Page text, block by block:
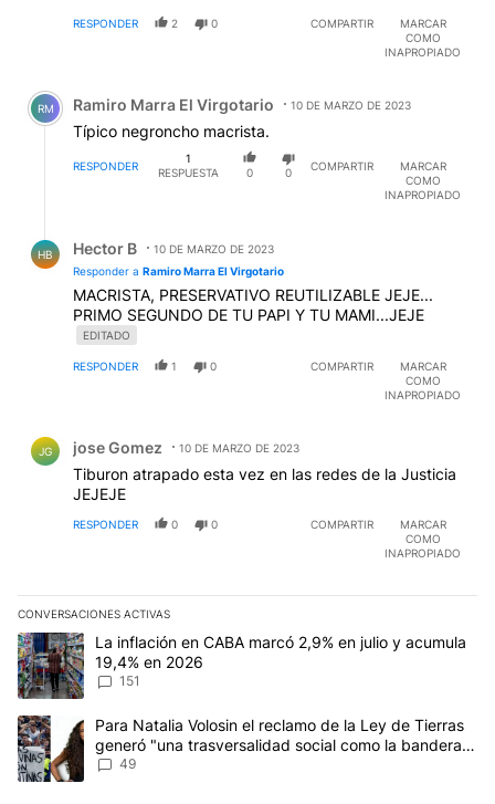
COMO CUALQUIER DELINCUENTE DE SU CALAÑA
LO HACE ANTE EL CASTIGO... LO INEXPLICABLE
SIMPLEMENTE PORQUE NO SABEN LEER, NI
SIQUIERA INTERPRETAR LO QUE PASÓ... OTRO
RESULTADO DE ESTA BANDA... MUCHA GENTE
LIMOSNERA, AGRADECIDA POR UN PLATO DE
POLENTA A QUIENES FUERON SUS VERDUGOS
RESPONDER 2 0 COMPARTIR
MARCAR
COMO
INAPROPIADO
Comentario de Ramiro Marra El Virgotario.
RM Ramiro Marra El Virgotario 10 DE MARZO DE 2023
Típico negroncho macrista.
RESPONDER
1
RESPUESTA
0 0
COMPARTIR
MARCAR
COMO
INAPROPIADO
HB Hector B
10 DE MARZO DE 2023
Responder a Ramiro Marra El Virgotario
MACRISTA, PRESERVATIVO REUTILIZABLE JEJE...
PRIMO SEGUNDO DE TU PAPI Y TU MAMI...JEJE
EDITADO
RESPONDER 1 0 COMPARTIR
MARCAR
COMO
INAPROPIADO
JG jose Gomez 10 DE MARZO DE 2023
Tiburon atrapado esta vez en las redes de la Justicia
JEJEJE
RESPONDER 0 0 COMPARTIR
MARCAR
COMO
INAPROPIADO
CONVERSACIONES ACTIVAS
Este listado muestra los artículos con más comentarios en los
Un artículo de tendencia con el título "La inflación en CABA
La inflación en CABA marcó 2,9% en julio y acumula
19,4% en 2026
151
Un artículo de tendencia con el título "Para Natalia Volosin el
Para Natalia Volosin el reclamo de la Ley de Tierras
generó "una trasversalidad social como la bandera
de Malvinas"
49